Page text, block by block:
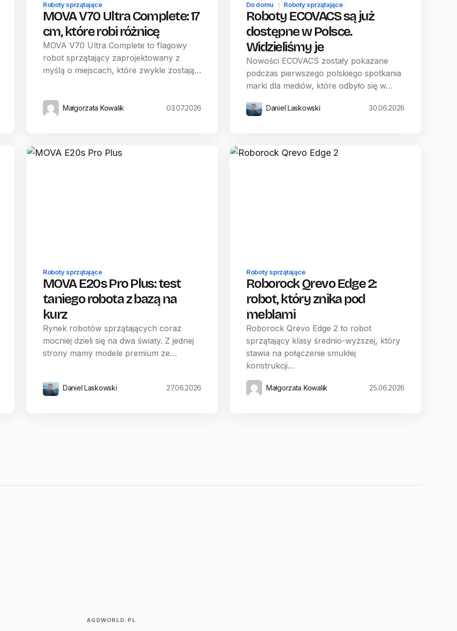
Roboty sprzątające
MOVA V70 Ultra Complete: 17
cm, które robi różnicę
MOVA V70 Ultra Complete to flagowy
robot sprzątający zaprojektowany z
myślą o miejscach, które zwykle zostają…
Małgorzata Kowalik 03.07.2026
Do domu Roboty sprzątające
Roboty ECOVACS są już
dostępne w Polsce.
Widzieliśmy je
Nowości ECOVACS zostały pokazane
podczas pierwszego polskiego spotkania
marki dla mediów, które odbyło się w…
Daniel Laskowski 30.06.2026
Roboty sprzątające
MOVA E20s Pro Plus: test
taniego robota z bazą na
kurz
Rynek robotów sprzątających coraz
mocniej dzieli się na dwa światy. Z jednej
strony mamy modele premium ze…
Daniel Laskowski 27.06.2026
Roboty sprzątające
Roborock Qrevo Edge 2:
robot, który znika pod
meblami
Roborock Qrevo Edge 2 to robot
sprzątający klasy średnio-wyższej, który
stawia na połączenie smukłej
konstrukcji…
Małgorzata Kowalik 25.06.2026
AGDWORLD.PL